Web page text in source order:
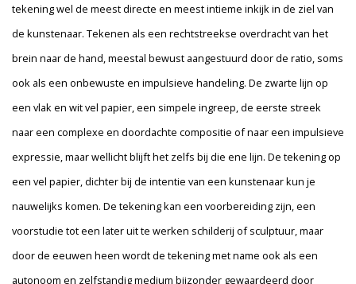
tekening wel de meest directe en meest intieme inkijk in de ziel van
de kunstenaar. Tekenen als een rechtstreekse overdracht van het
brein naar de hand, meestal bewust aangestuurd door de ratio, soms
ook als een onbewuste en impulsieve handeling. De zwarte lijn op
een vlak en wit vel papier, een simpele ingreep, de eerste streek
naar een complexe en doordachte compositie of naar een impulsieve
expressie, maar wellicht blijft het zelfs bij die ene lijn. De tekening op
een vel papier, dichter bij de intentie van een kunstenaar kun je
nauwelijks komen. De tekening kan een voorbereiding zijn, een
voorstudie tot een later uit te werken schilderij of sculptuur, maar
door de eeuwen heen wordt de tekening met name ook als een
autonoom en zelfstandig medium bijzonder gewaardeerd door